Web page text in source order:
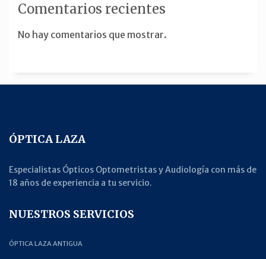
Comentarios recientes
No hay comentarios que mostrar.
ÓPTICA LAZA
Especialistas Ópticos Optometristas y Audiología con más de
18 años de experiencia a tu servicio.
NUESTROS SERVICIOS
ÓPTICA LAZA ANTIGUA